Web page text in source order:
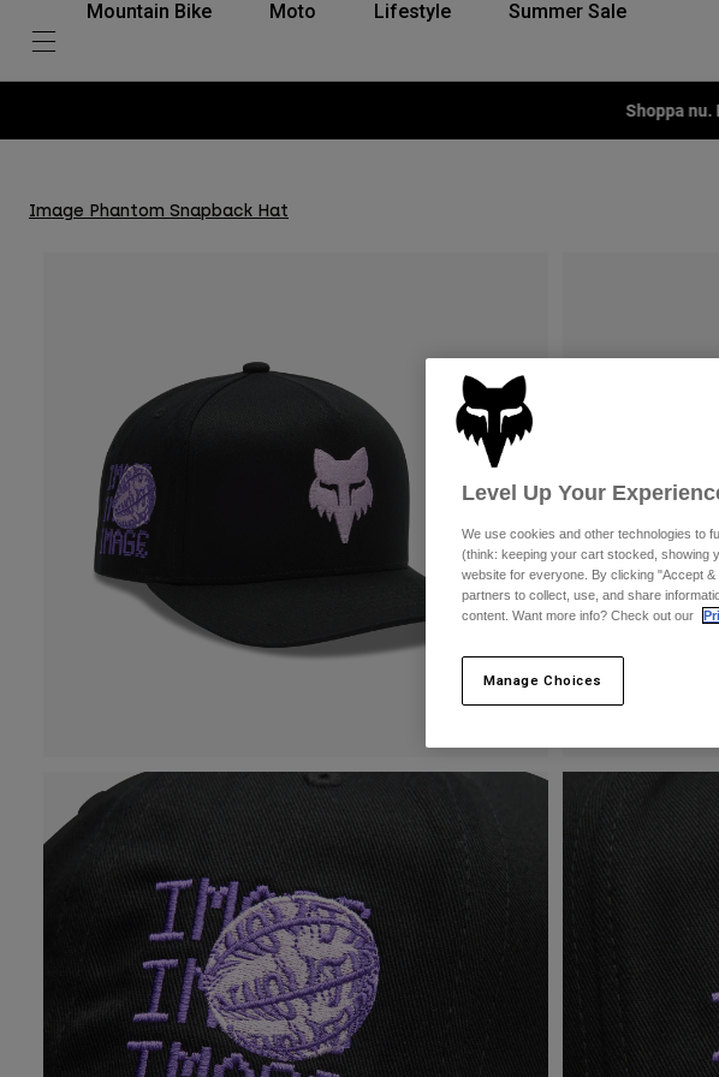
Mountain Bike Moto Lifestyle Summer Sale
Shoppa nu.
Image Phantom Snapback Hat
Level Up Your
We use cookies and other technologies to
(think: keeping your cart stocked, showing
website for everyone. By clicking "Accept
partners to collect, use, and share
content. Want more info? Check out our
Manage Choices